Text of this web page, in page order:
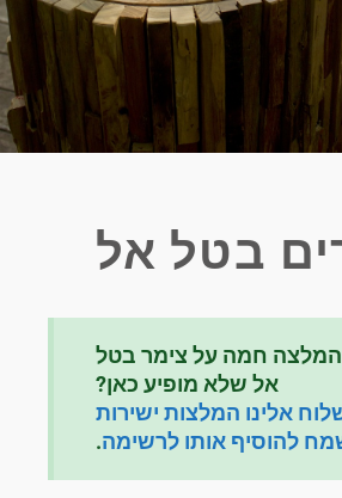
בטל אל
המלצה חמה על צימר בטל
אל שלא מופיע כאן?
אלינו המלצות ישירות
להוסיף אותו לרשימה.